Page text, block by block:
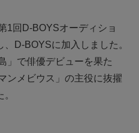
1回D-BOYSオーディショ
D-BOYSに加入しました。
」で俳優デビューを果た
ンメビウス」の主役に抜擢